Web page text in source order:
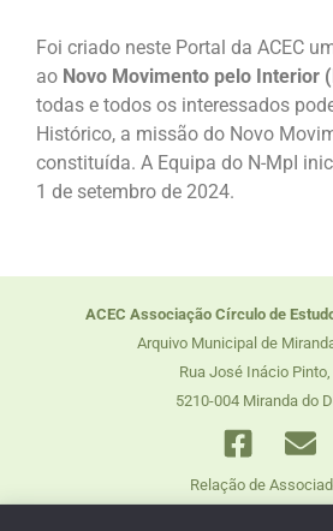
Foi criado neste Portal da ACEC
ao Novo Movimento pelo Interior
todas e todos os interessados
Histórico, a missão do Novo
constituída. A Equipa do N-MpI
1 de setembro de 2024.
ACEC Associação Círculo de
Arquivo Municipal de
Rua José Inácio
5210-004 Miranda do
Relação de